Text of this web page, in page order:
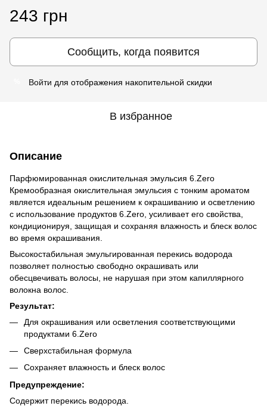
243 грн
Сообщить, когда появится
Войти для отображения накопительной скидки
В избранное
Описание
Парфюмированная окислительная эмульсия 6.Zero
Кремообразная окислительная эмульсия с тонким ароматом
является идеальным решением к окрашиванию и осветлению
с использование продуктов 6.Zero, усиливает его свойства,
кондиционируя, защищая и сохраняя влажность и блеск волос
во время окрашивания.
Высокостабильная эмульгированная перекись водорода
позволяет полностью свободно окрашивать или
обесцвечивать волосы, не нарушая при этом капиллярного
волокна волос.
Результат:
Для окрашивания или осветления соответствующими
продуктами 6.Zero
Сверхстабильная формула
Сохраняет влажность и блеск волос
Предупреждение:
Содержит перекись водорода.